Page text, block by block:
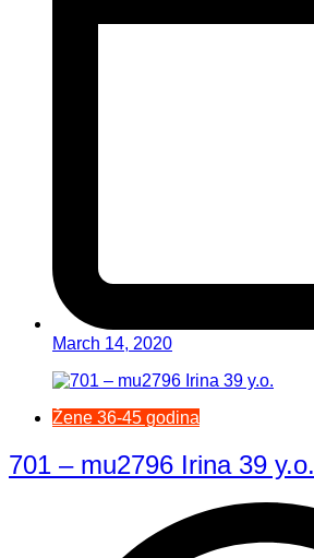
March 14, 2020
Žene 36-45 godina
701 – mu2796 Irina 39 y.o.